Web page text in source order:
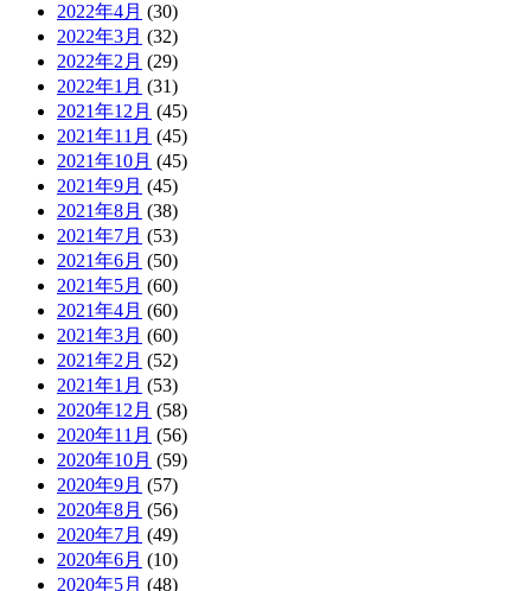
2022年4月 (30)
2022年3月 (32)
2022年2月 (29)
2022年1月 (31)
2021年12月 (45)
2021年11月 (45)
2021年10月 (45)
2021年9月 (45)
2021年8月 (38)
2021年7月 (53)
2021年6月 (50)
2021年5月 (60)
2021年4月 (60)
2021年3月 (60)
2021年2月 (52)
2021年1月 (53)
2020年12月 (58)
2020年11月 (56)
2020年10月 (59)
2020年9月 (57)
2020年8月 (56)
2020年7月 (49)
2020年6月 (10)
2020年5月 (48)